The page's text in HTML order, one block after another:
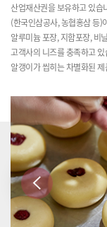
산업재산권을 보유하고 있습
(한국인삼공사, 농협홍삼 등)
알루미늄 포장, 지함포장, 비
고객사의 니즈를 충족하고 있
알갱이가 씹히는 차별화된